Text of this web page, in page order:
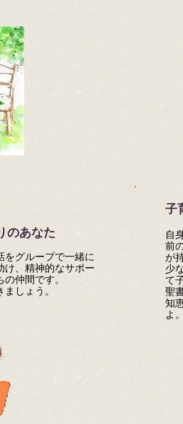
のあなた
をグループで一緒に
け、精神的なサポー
仲間です。
しょう。
子
自
前
が
少
て
聖
知
よ。